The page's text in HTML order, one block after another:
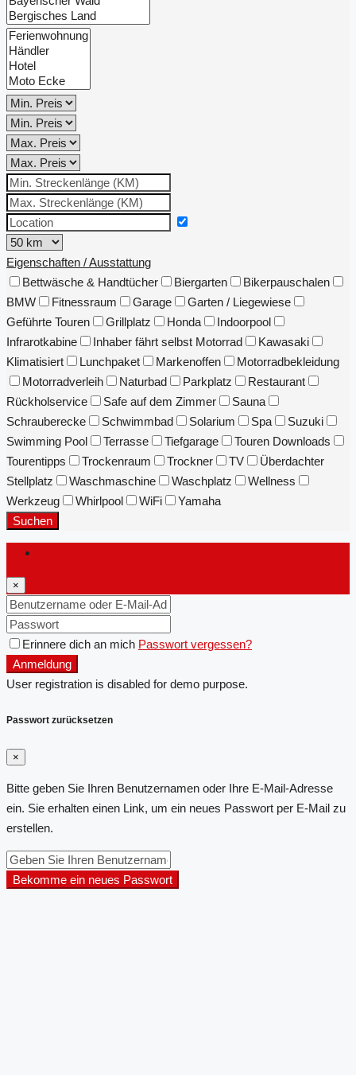
Eigenschaften / Ausstattung
Bettwäsche & Handtücher
Biergarten
Bikerpauschalen
BMW
Fitnessraum Garage
Garten / Liegewiese
Geführte Touren
Grillplatz Honda
Indoorpool
Infrarotkabine
Inhaber fährt selbst Motorrad
Kawasaki
Klimatisiert
Lunchpaket Markenoffen
Motorradbekleidung
Motorradverleih
Naturbad Parkplatz
Restaurant
Rückholservice
Safe auf dem Zimmer
Sauna
Schrauberecke
Schwimmbad Solarium Spa
Suzuki
Swimming Pool
Terrasse Tiefgarage
Touren Downloads
Tourentipps
Trockenraum Trockner TV
Überdachter
Stellplatz
Waschmaschine Waschplatz
Wellness
Werkzeug
Whirlpool WiFi
Yamaha
Suchen
×
Erinnere dich an mich Passwort vergessen?
Anmeldung
User registration is disabled for demo purpose.
Passwort zurücksetzen
×
Bitte geben Sie Ihren Benutzernamen oder Ihre E-Mail-Adresse
ein. Sie erhalten einen Link, um ein neues Passwort per E-Mail zu
erstellen.
Bekomme ein neues Passwort